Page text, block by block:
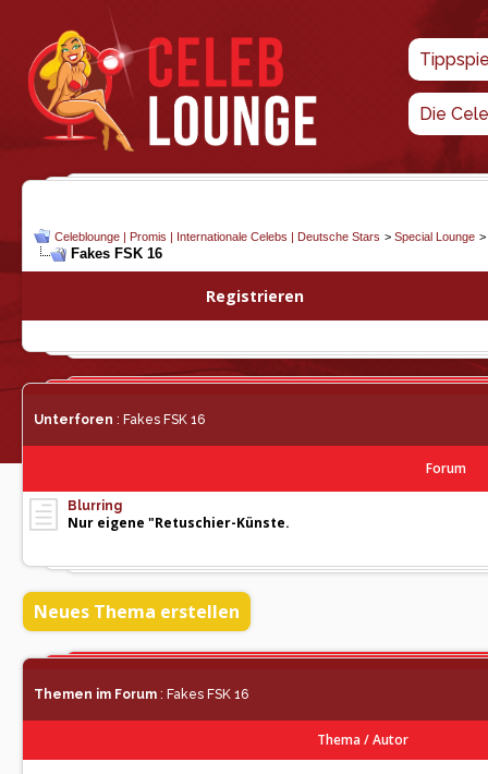
Die
Celeblounge | Promis | Internationale Celebs | Deutsche Stars > Special Lounge >
Fakes FSK 16
Registrieren
Unterforen : Fakes FSK 16
Forum
Blurring
Nur eigene "Retuschier-Künste.
Neues Thema erstellen
Themen im Forum : Fakes FSK 16
Thema/Autor